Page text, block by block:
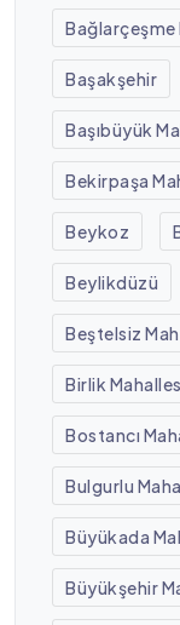
Bağlarçeşme
Başakşehir
Başıbüyük
Bekirpaşa
Beykoz
Beylikdüzü
Beştelsiz
Birlik
Bostancı
Bulgurlu
Büyükada
Büyükşehir